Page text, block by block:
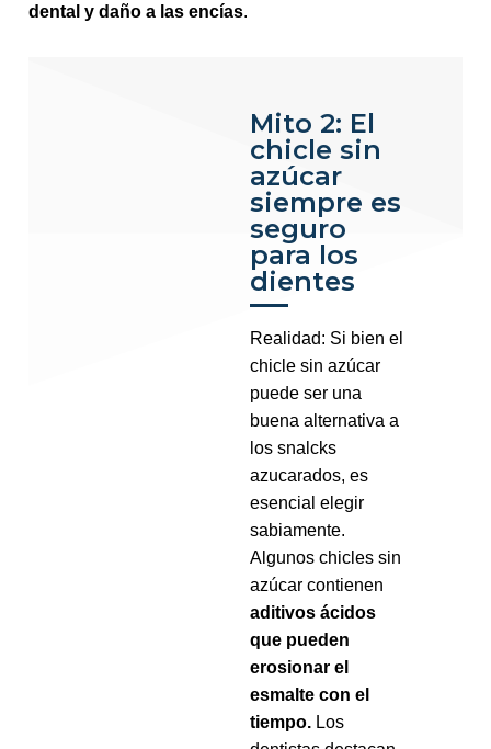
dental y daño a las encías.
Mito 2: El
chicle sin
azúcar
siempre es
seguro
para los
dientes
Realidad: Si bien el
chicle sin azúcar
puede ser una
buena alternativa a
los snalcks
azucarados, es
esencial elegir
sabiamente.
Algunos chicles sin
azúcar contienen
aditivos ácidos
que pueden
erosionar el
esmalte con el
tiempo. Los